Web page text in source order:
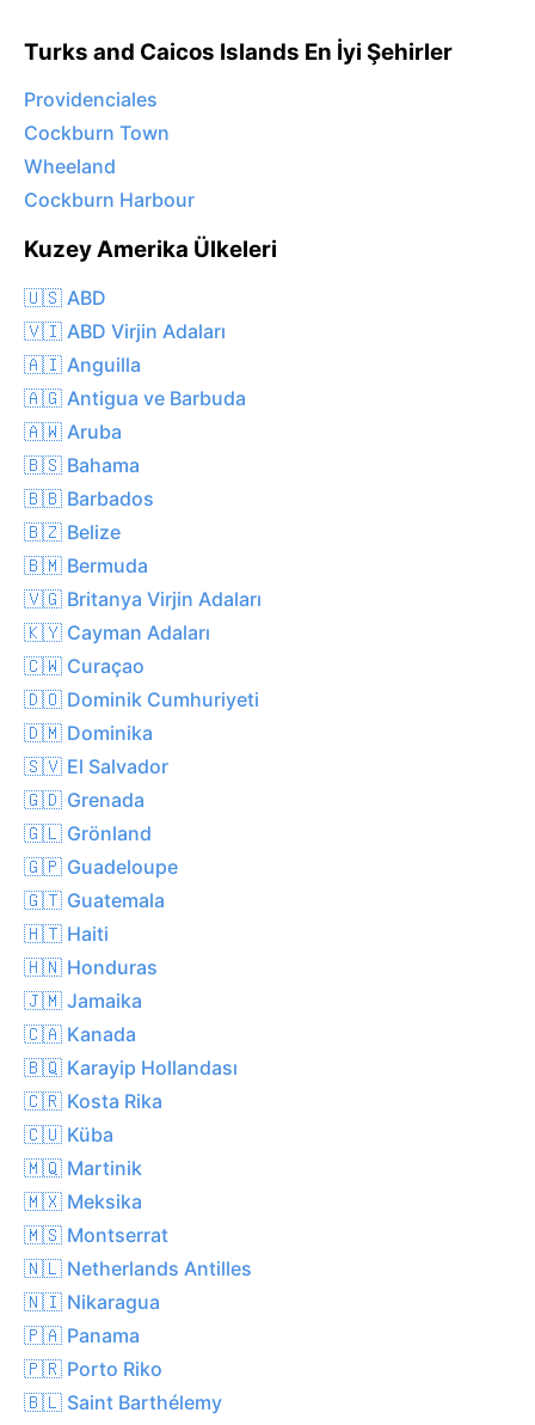
Turks and Caicos Islands En İyi Şehirler
Providenciales
Cockburn Town
Wheeland
Cockburn Harbour
Kuzey Amerika Ülkeleri
🇺🇸 ABD
🇻🇮 ABD Virjin Adaları
🇦🇮 Anguilla
🇦🇬 Antigua ve Barbuda
🇦🇼 Aruba
🇧🇸 Bahama
🇧🇧 Barbados
🇧🇿 Belize
🇧🇲 Bermuda
🇻🇬 Britanya Virjin Adaları
🇰🇾 Cayman Adaları
🇨🇼 Curaçao
🇩🇴 Dominik Cumhuriyeti
🇩🇲 Dominika
🇸🇻 El Salvador
🇬🇩 Grenada
🇬🇱 Grönland
🇬🇵 Guadeloupe
🇬🇹 Guatemala
🇭🇹 Haiti
🇭🇳 Honduras
🇯🇲 Jamaika
🇨🇦 Kanada
🇧🇶 Karayip Hollandası
🇨🇷 Kosta Rika
🇨🇺 Küba
🇲🇶 Martinik
🇲🇽 Meksika
🇲🇸 Montserrat
🇳🇱 Netherlands Antilles
🇳🇮 Nikaragua
🇵🇦 Panama
🇵🇷 Porto Riko
🇧🇱 Saint Barthélemy